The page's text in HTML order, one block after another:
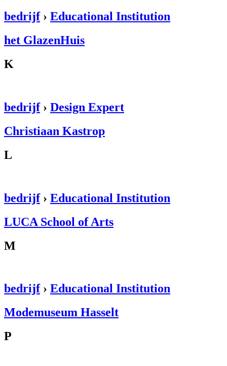
bedrijf› Educational Institution
het GlazenHuis
K
bedrijf› Design Expert
Christiaan Kastrop
L
bedrijf› Educational Institution
LUCA School of Arts
M
bedrijf› Educational Institution
Modemuseum Hasselt
P